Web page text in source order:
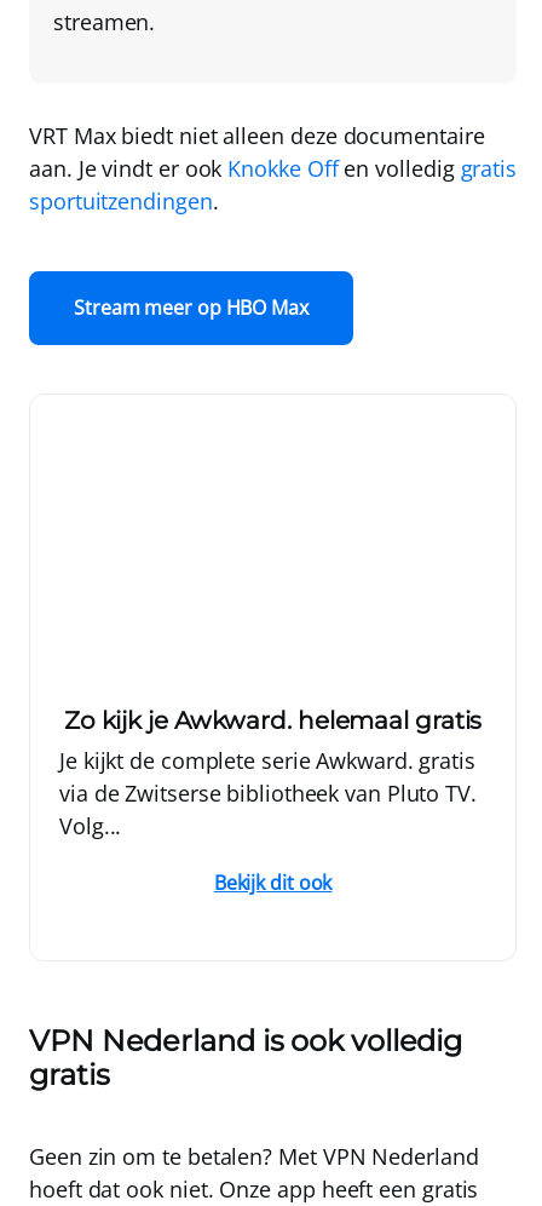
streamen.
VRT Max biedt niet alleen deze documentaire
aan. Je vindt er ook Knokke Offen volledig gratis
sportuitzendingen.
Stream meer op HBO Max
Zo kijk je Awkward. helemaal gratis
Je kijkt de complete serie Awkward. gratis
via de Zwitserse bibliotheek van Pluto TV.
Volg...
Bekijk dit ook
VPN Nederland is ook volledig
gratis
Geen zin om te betalen? Met VPN Nederland
hoeft dat ook niet. Onze app heeft een gratis